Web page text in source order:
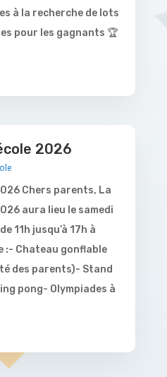
à la recherche de lots
pour les gagnants 🏆
2026
Chers parents, La
aura lieu le samedi
11h jusqu’à 17h à
:- Chateau gonflable
des parents)- Stand
pong- Olympiades à